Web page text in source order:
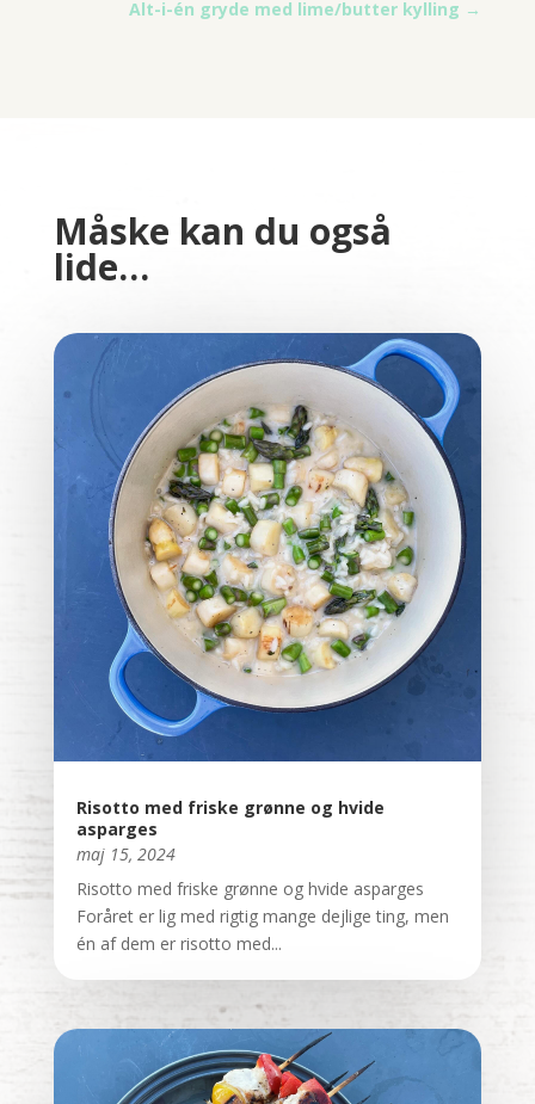
Alt-i-én gryde med lime/butter kylling →
Måske kan du også
lide…
Risotto med friske grønne og hvide
asparges
maj 15, 2024
Risotto med friske grønne og hvide asparges
Foråret er lig med rigtig mange dejlige ting, men
én af dem er risotto med...